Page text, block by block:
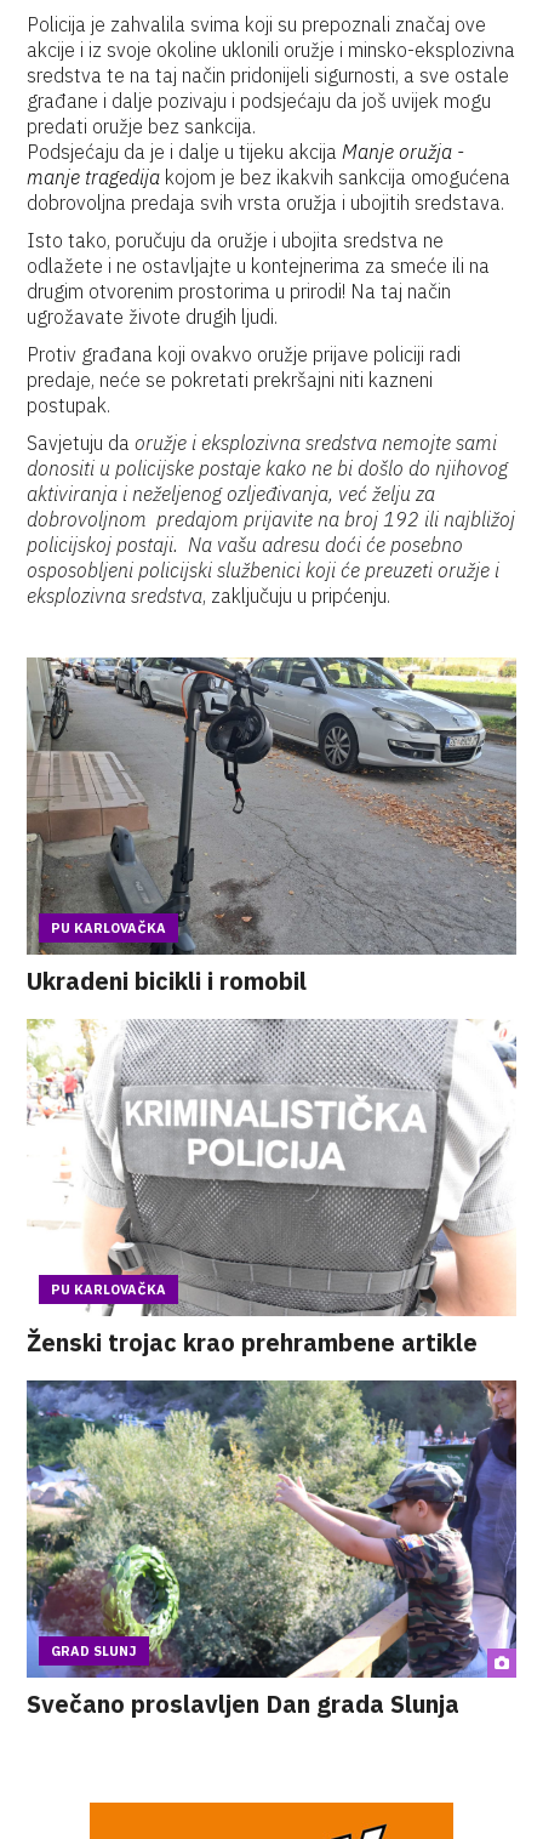
Policija je zahvalila svima koji su prepoznali značaj ove
akcije i iz svoje okoline uklonili oružje i minsko-eksplozivna
sredstva te na taj način pridonijeli sigurnosti, a sve ostale
građane i dalje pozivaju i podsjećaju da još uvijek mogu
predati oružje bez sankcija.
Podsjećaju da je i dalje u tijeku akcijaManje oružja -
manje tragedija kojom je bez ikakvih sankcija omogućena
dobrovoljna predaja svih vrsta oružja i ubojitih sredstava.
Isto tako, poručuju da oružje i ubojita sredstva ne
odlažete i ne ostavljajte u kontejnerima za smeće ili na
drugim otvorenim prostorima u prirodi! Na taj način
ugrožavate živote drugih ljudi.
Protiv građana koji ovakvo oružje prijave policiji radi
predaje, neće se pokretati prekršajni niti kazneni
postupak.
Savjetuju daoružje i eksplozivna sredstva nemojte sami
donositi u policijske postaje kako ne bi došlo do njihovog
aktiviranja i neželjenog ozljeđivanja, već želju za
dobrovoljnom predajom prijavite na broj 192 ili najbližoj
policijskoj postaji.Na vašu adresu doći će posebno
osposobljeni policijski službenici koji će preuzeti oružje i
eksplozivna sredstva, zaključuju u pripćenju.
PU KARLOVAČKA
Ukradeni bicikli i romobil
PU KARLOVAČKA
Ženski trojac krao prehrambene artikle
GRAD SLUNJ
Svečano proslavljen Dan grada Slunja